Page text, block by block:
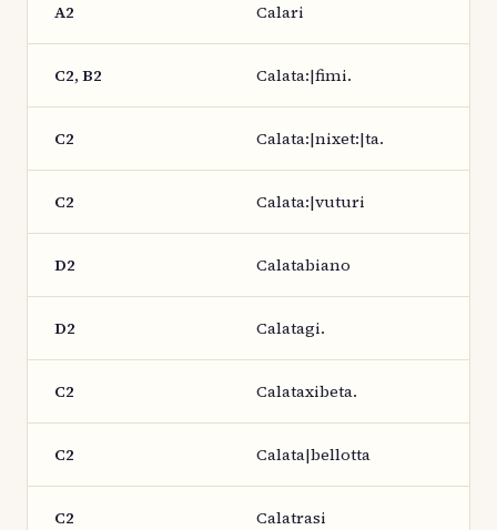
A2 Calari
C2, B2 Calata:|fimi.
C2 Calata:|nixet:|ta.
C2 Calata:|vuturi
D2 Calatabiano
D2 Calatagi.
C2 Calataxibeta.
C2 Calata|bellotta
C2 Calatrasi